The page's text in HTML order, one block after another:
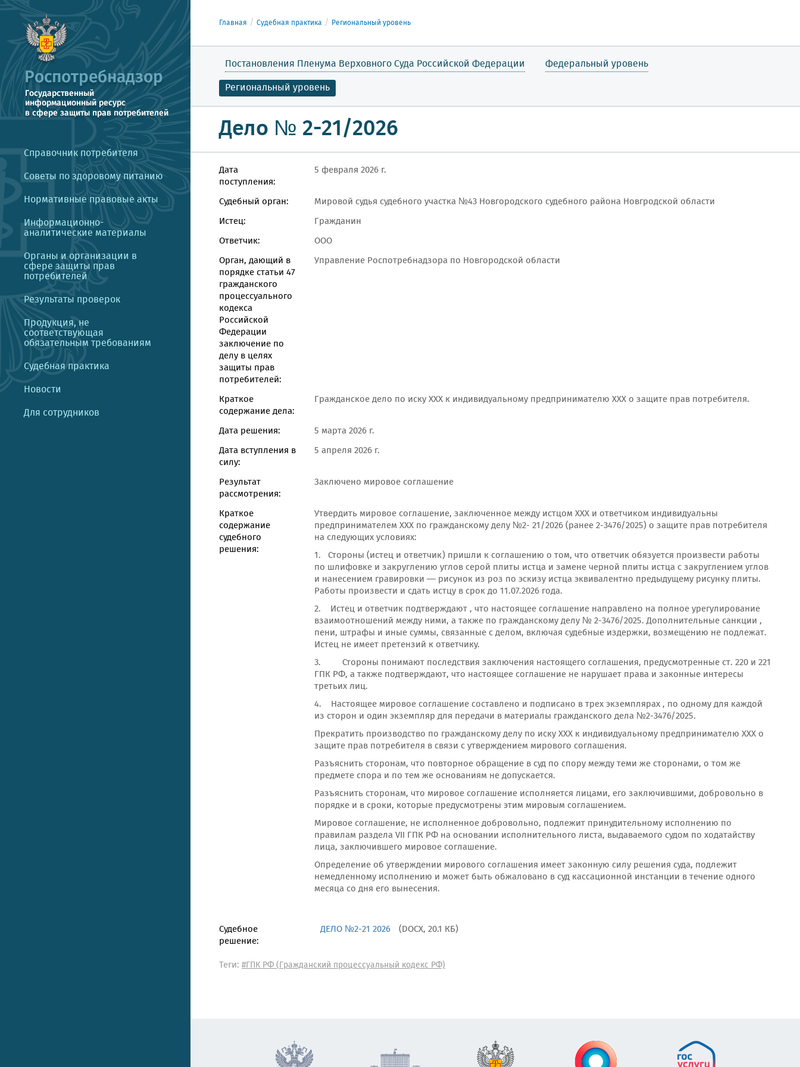
Справочник потребителя
Советы по здоровому питанию
Нормативные правовые акты
Информационно-
аналитические материалы
Органы и организации в
сфере защиты прав
потребителей
Результаты проверок
Продукция, не
соответствующая
обязательным требованиям
Судебная практика
Новости
Для сотрудников
Главная Судебная практика Региональный уровень
Постановления Пленума Верховного Суда Российской Федерации
Федеральный уровень
Региональный уровень
Дело № 2-21/2026
Дата
поступления:
5 февраля 2026 г.
Судебный орган:
Мировой судья судебного участка №43 Новгородского судебного района Новгродской области
Истец:
Гражданин
Ответчик:
ООО
Орган, дающий в
порядке статьи 47
гражданского
процессуального
кодекса
Российской
Федерации
заключение по
делу в целях
защиты прав
потребителей:
Управление Роспотребнадзора по Новгородской области
Краткое
содержание дела:
Гражданское дело по иску ХХХ к индивидуальному предпринимателю ХХХ о защите прав потребителя.
Дата решения:
5 марта 2026 г.
Дата вступления в
силу:
5 апреля 2026 г.
Результат
рассмотрения:
Заключено мировое соглашение
Краткое
содержание
судебного
решения:
Утвердить мировое соглашение, заключенное между истцом ХХХ и ответчиком индивидуальны
предпринимателем ХХХ по гражданскому делу №2- 21/2026 (ранее 2-3476/2025) о защите прав потребителя
на следующих условиях:
1. Стороны (истец и ответчик) пришли к соглашению о том, что ответчик обязуется произвести работы
по шлифовке и закруглению углов серой плиты истца и замене черной плиты истца с закруглением углов
и нанесением гравировки — рисунок из роз по эскизу истца эквивалентно предыдущему рисунку плиты.
Работы произвести и сдать истцу в срок до 11.07.2026 года.
2. Истец и ответчик подтверждают , что настоящее соглашение направлено на полное урегулирование
взаимоотношений между ними, а также по гражданскому делу № 2-3476/2025. Дополнительные санкции ,
пени, штрафы и иные суммы, связанные с делом, включая судебные издержки, возмещению не подлежат.
Истец не имеет претензий к ответчику.
3. Стороны понимают последствия заключения настоящего соглашения, предусмотренные ст. 220 и 221
ГПК РФ, а также подтверждают, что настоящее соглашение не нарушает права и законные интересы
третьих лиц.
4. Настоящее мировое соглашение составлено и подписано в трех экземплярах , по одному для каждой
из сторон и один экземпляр для передачи в материалы гражданского дела №2-3476/2025.
Прекратить производство по гражданскому делу по иску ХХХ к индивидуальному предпринимателю ХХХ о
защите прав потребителя в связи с утверждением мирового соглашения.
Разъяснить сторонам, что повторное обращение в суд по спору между теми же сторонами, о том же
предмете спора и по тем же основаниям не допускается.
Разъяснить сторонам, что мировое соглашение исполняется лицами, его заключившими, добровольно в
порядке и в сроки, которые предусмотрены этим мировым соглашением.
Мировое соглашение, не исполненное добровольно, подлежит принудительному исполнению по
правилам раздела VII ГПК РФ на основании исполнительного листа, выдаваемого судом по ходатайству
лица, заключившего мировое соглашение.
Определение об утверждении мирового соглашения имеет законную силу решения суда, подлежит
немедленному исполнению и может быть обжаловано в суд кассационной инстанции в течение одного
месяца со дня его вынесения.
Судебное
решение:
ДЕЛО №2-21 2026 (DOCX, 20.1 КБ)
Теги: #ГПК РФ (Гражданский процессуальный кодекс РФ)